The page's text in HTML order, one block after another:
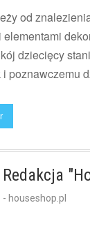
od
dziecięcy
poznawczemu
Redakcja
- houseshop.pl